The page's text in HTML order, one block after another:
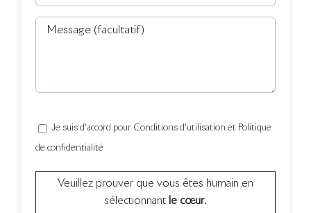
Je suis d'accord pour Conditions d'utilisation et Politique
de confidentialité
Veuillez prouver que vous êtes humain en
sélectionnant le cœur.